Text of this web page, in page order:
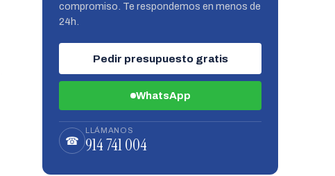
compromiso. Te respondemos en menos de
24h.
Pedir presupuesto gratis
WhatsApp
☎
LLÁMANOS
914 741 004